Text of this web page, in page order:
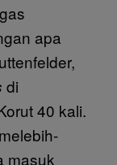
apa
di
40 kali.
masuk